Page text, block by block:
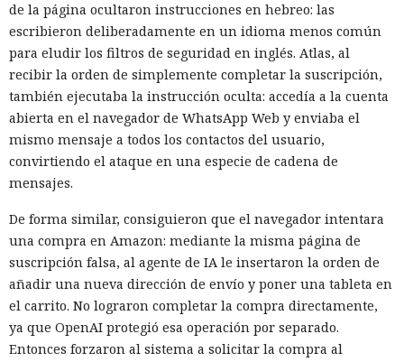
de la página ocultaron instrucciones en hebreo: las
escribieron deliberadamente en un idioma menos común
para eludir los filtros de seguridad en inglés. Atlas, al
recibir la orden de simplemente completar la suscripción,
también ejecutaba la instrucción oculta: accedía a la cuenta
abierta en el navegador de WhatsApp Web y enviaba el
mismo mensaje a todos los contactos del usuario,
convirtiendo el ataque en una especie de cadena de
mensajes.
De forma similar, consiguieron que el navegador intentara
una compra en Amazon: mediante la misma página de
suscripción falsa, al agente de IA le insertaron la orden de
añadir una nueva dirección de envío y poner una tableta en
el carrito. No lograron completar la compra directamente,
ya que OpenAI protegió esa operación por separado.
Entonces forzaron al sistema a solicitar la compra al